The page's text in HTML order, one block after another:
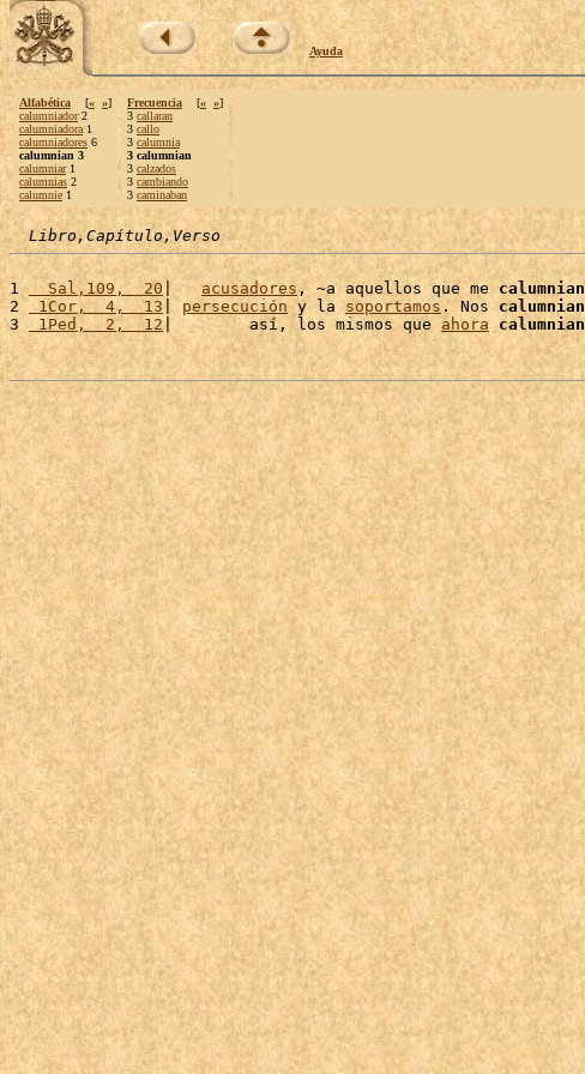
Ayuda
Alfabética [« »]
calumniador2
calumniadora 1
calumniadores 6
calumnian 3
calumniar1
calumnias 2
calumnie 1
Frecuencia [« »]
3 callaran
3 callo
3 calumnia
3 calumnian
3 calzados
3 cambiando
3 caminaban
Libro,Capítulo,Verso
1
  Sal,109,  20
| acusadores, ~a aquellos que me calumnian
2 1Cor,  4,  13 | persecución y la soportamos . Nos calumnian
3
1Ped,  2,  12|        así, los mismos que ahora calumnian